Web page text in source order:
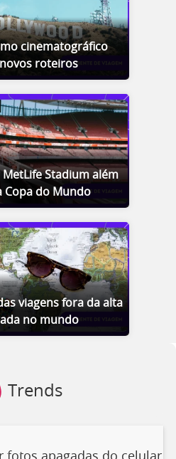
cinematográfico
roteiros
Stadium além
Copa do Mundo
viagens fora da alta
no mundo
Trends